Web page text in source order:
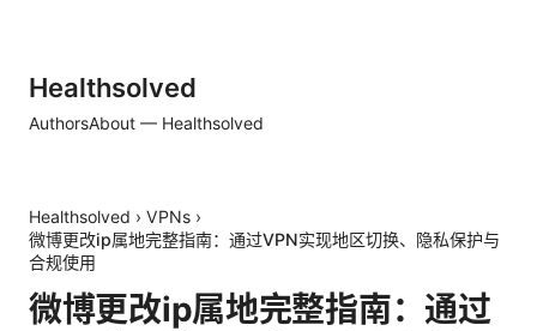
Healthsolved
AuthorsAbout — Healthsolved
Healthsolved › VPNs ›
微博更改ip属地完整指南：通过VPN实现地区切换、隐私保护与
合规使用
微博更改ip属地完整指南：通过